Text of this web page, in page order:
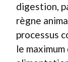
digestion,
règne
processus
le